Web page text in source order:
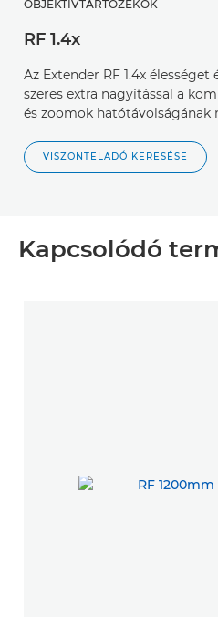
OBJEKTÍVTARTOZÉKOK
RF 1.4x
Az Extender RF 1.4x
szeres extra nagyítással a
és zoomok hatótávolságának
VISZONTELADÓ KERESÉSE
Kapcsolódó